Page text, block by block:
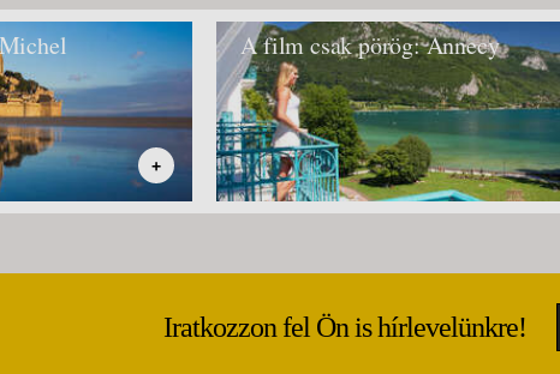
+
A film csak pörög: Annecy
Iratkozzon fel Ön is hírlevelünkre!